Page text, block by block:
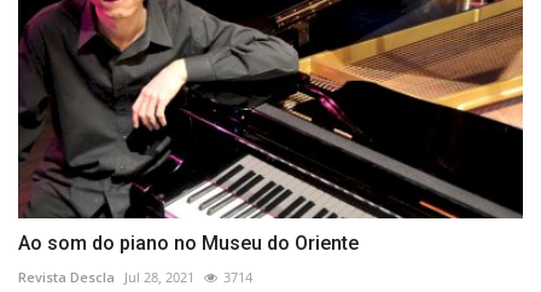
Ao som do piano no Museu do Oriente
Revista Descla Jul 28, 2021 3714